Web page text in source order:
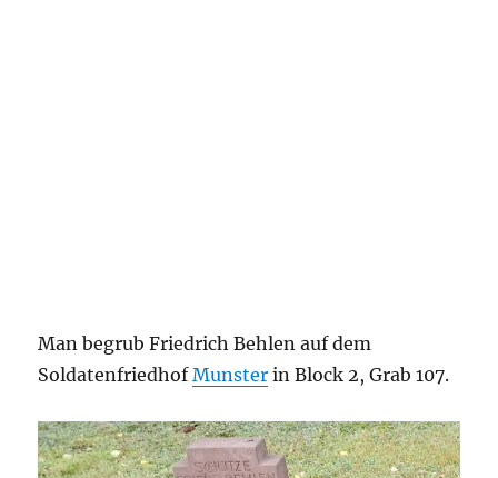
Man begrub Friedrich Behlen auf dem
SoldatenfriedhofMunster inBlock 2, Grab 107.